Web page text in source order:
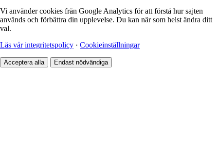
Vi använder cookies från Google Analytics för att förstå hur sajten
används och förbättra din upplevelse. Du kan när som helst ändra ditt
val.
Läs vår integritetspolicy · Cookieinställningar
Acceptera alla Endast nödvändiga